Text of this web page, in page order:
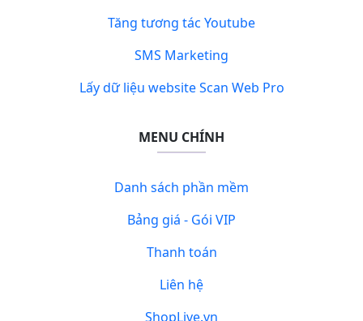
Tăng tương tác Youtube
SMS Marketing
Lấy dữ liệu website Scan Web Pro
MENU CHÍNH
Danh sách phần mềm
Bảng giá - Gói VIP
Thanh toán
Liên hệ
ShopLive.vn